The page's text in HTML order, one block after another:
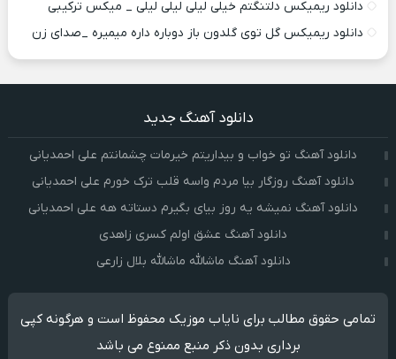
دانلود ریمیکس دلتنگتم خیلی لیلی لیلی لیلی _ میکس ترکیبی
دانلود ریمیکس گل توی گلدون باز دوباره داره میمیره _صدای زن
دانلود آهنگ جدید
دانلود آهنگ تو خواب و بیداریتم خیرمات چشمانتم علی احمدیانی
دانلود آهنگ روزگار بیا مردم واسه قلب ترک خورم علی احمدیانی
دانلود آهنگ نمیشه یه روز بیای بگیرم دستاته هه علی احمدیانی
دانلود آهنگ عشق اولم کسری زاهدی
دانلود آهنگ ماشالله ماشالله بلال زارعی
تمامی حقوق مطالب برای نایاب موزیک محفوظ است و هرگونه کپی
برداری بدون ذکر منبع ممنوع می باشد